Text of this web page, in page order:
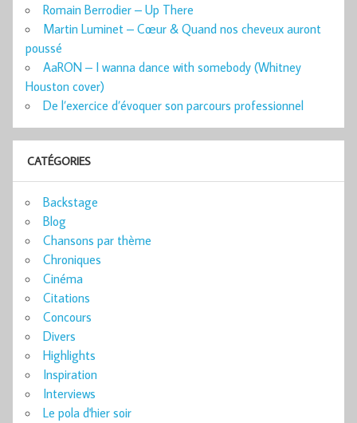
Romain Berrodier – Up There
Martin Luminet – Cœur & Quand nos cheveux auront
poussé
AaRON – I wanna dance with somebody (Whitney
Houston cover)
De l’exercice d’évoquer son parcours professionnel
CATÉGORIES
Backstage
Blog
Chansons par thème
Chroniques
Cinéma
Citations
Concours
Divers
Highlights
Inspiration
Interviews
Le pola d'hier soir